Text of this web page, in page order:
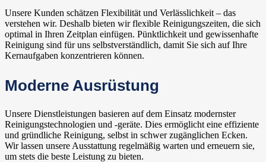
Unsere Kunden schätzen Flexibilität und Verlässlichkeit – das
verstehen wir. Deshalb bieten wir flexible Reinigungszeiten, die sich
optimal in Ihren Zeitplan einfügen. Pünktlichkeit und gewissenhafte
Reinigung sind für uns selbstverständlich, damit Sie sich auf Ihre
Kernaufgaben konzentrieren können.
Moderne Ausrüstung
Unsere Dienstleistungen basieren auf dem Einsatz modernster
Reinigungstechnologien und -geräte. Dies ermöglicht eine effiziente
und gründliche Reinigung, selbst in schwer zugänglichen Ecken.
Wir lassen unsere Ausstattung regelmäßig warten und erneuern sie,
um stets die beste Leistung zu bieten.